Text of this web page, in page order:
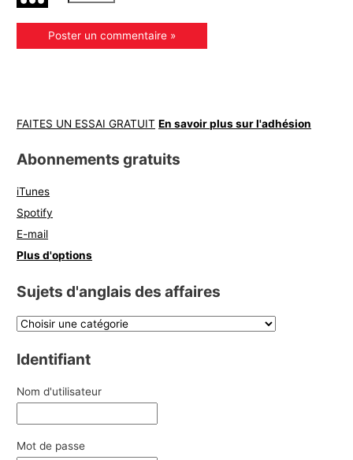
FAITES UN ESSAI GRATUIT En savoir plus sur l'adhésion
Abonnements gratuits
iTunes
Spotify
E-mail
Plus d'options
Sujets d'anglais des affaires
Identifiant
Nom d'utilisateur
Mot de passe